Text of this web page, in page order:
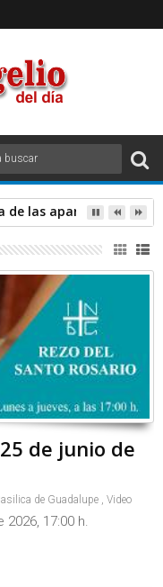
las apariciones.
de junio de
de Guadalupe , Video
17:00 h.